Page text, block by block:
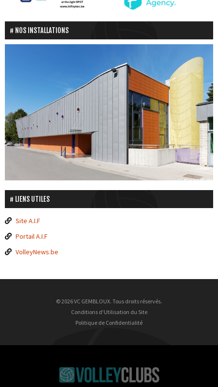
NOS INSTALLATIONS
LIENS UTILES
Site A.I.F
Portail A.I.F
VolleyNews.be
© 2026 VC GEMBLOUX. Tous droits réservés.
Conditions d'Utilisation du Site
Politique de Confidentialité